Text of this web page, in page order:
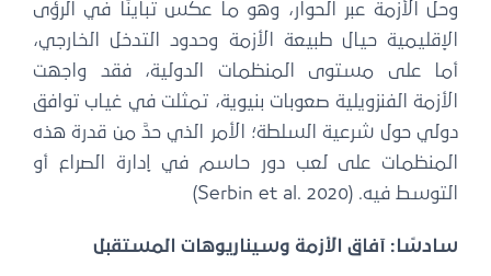
وحل الأزمة عبر الحوار، وهو ما عكس تباينًا في الرؤى
الإقليمية حيال طبيعة الأزمة وحدود التدخل الخارجي،
أما على مستوى المنظمات الدولية، فقد واجهت
الأزمة الفنزويلية صعوبات بنيوية، تمثلت في غياب توافق
دولي حول شرعية السلطة؛ الأمر الذي حدَّ من قدرة هذه
المنظمات على لعب دور حاسم في إدارة الصراع أو
التوسط فيه. (Serbin et al. 2020)
سادسًا: آفاق الأزمة وسيناريوهات المستقبل